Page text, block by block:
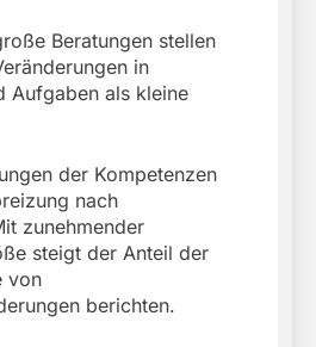
Beratungen stellen
in
Aufgaben als kleine
der Kompetenzen
nach
zunehmender
steigt der Anteil der
von
berichten.